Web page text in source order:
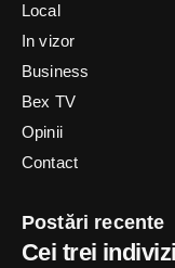
Local
In vizor
Business
Bex TV
Opinii
Contact
Postări recente
Cei trei